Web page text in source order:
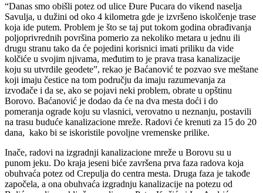
“Danas smo obišli potez od ulice Đure Pucara do vikend naselja
Savulja, u dužini od oko 4 kilometra gde je izvršeno iskolčenje trase
koja ide putem. Problem je što se taj put tokom godina obrađivanja
poljoprivrednih površina pomerio za nekoliko metara u jednu ili
drugu stranu tako da će pojedini korisnici imati priliku da vide
kolčiće u svojim njivama, međutim to je prava trasa kanalizacije
koju su utvrdile geodete”, rekao je Baćanović te pozvao sve meštane
koji imaju čestice na tom području da imaju razumevanja za
izvođače i da se, ako se pojavi neki problem, obrate u opštinu
Borovo. Baćanović je dodao da će na dva mesta doći i do
pomeranja ograde koju su vlasnici, verovatno u neznanju, postavili
na trasu buduće kanalizacione mreže. Radovi će krenuti za 15 do 20
dana, kako bi se iskoristile povoljne vremenske prilike.
Inače, radovi na izgradnji kanalizacione mreže u Borovu su u
punom jeku. Do kraja jeseni biće završena prva faza radova koja
obuhvaća potez od Crepulja do centra mesta. Druga faza je takođe
započela, a ona obuhvaća izgradnju kanalizacije na potezu od